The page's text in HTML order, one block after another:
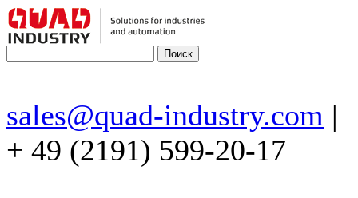
sales@quad-industry.com |
+ 49 (2191) 599-20-17